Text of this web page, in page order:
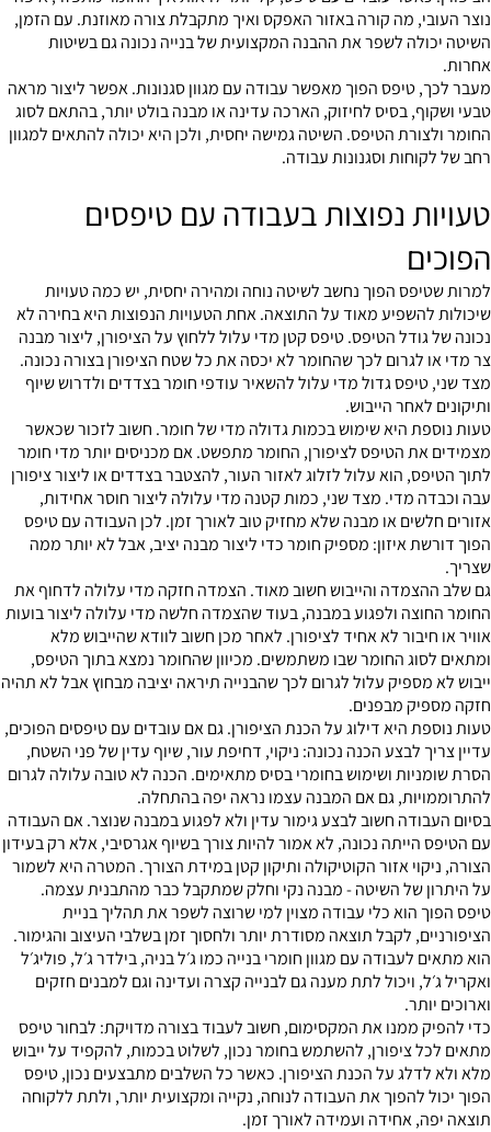
נוצר העובי, מה קורה באזור האפקס ואיך מתקבלת צורה מאוזנת. עם הזמן,
השיטה יכולה לשפר את ההבנה המקצועית של בנייה נכונה גם בשיטות
אחרות.
מעבר לכך, טיפס הפוך מאפשר עבודה עם מגוון סגנונות. אפשר ליצור מראה
טבעי ושקוף, בסיס לחיזוק, הארכה עדינה או מבנה בולט יותר, בהתאם לסוג
החומר ולצורת הטיפס. השיטה גמישה יחסית, ולכן היא יכולה להתאים למגוון
רחב של לקוחות וסגנונות עבודה.
טעויות נפוצות בעבודה עם טיפסים
הפוכים
למרות שטיפס הפוך נחשב לשיטה נוחה ומהירה יחסית, יש כמה טעויות
שיכולות להשפיע מאוד על התוצאה. אחת הטעויות הנפוצות היא בחירה לא
נכונה של גודל הטיפס. טיפס קטן מדי עלול ללחוץ על הציפורן, ליצור מבנה
צר מדי או לגרום לכך שהחומר לא יכסה את כל שטח הציפורן בצורה נכונה.
מצד שני, טיפס גדול מדי עלול להשאיר עודפי חומר בצדדים ולדרוש שיוף
ותיקונים לאחר הייבוש.
טעות נוספת היא שימוש בכמות גדולה מדי של חומר. חשוב לזכור שכאשר
מצמידים את הטיפס לציפורן, החומר מתפשט. אם מכניסים יותר מדי חומר
לתוך הטיפס, הוא עלול לזלוג לאזור העור, להצטבר בצדדים או ליצור ציפורן
עבה וכבדה מדי. מצד שני, כמות קטנה מדי עלולה ליצור חוסר אחידות,
אזורים חלשים או מבנה שלא מחזיק טוב לאורך זמן. לכן העבודה עם טיפס
הפוך דורשת איזון: מספיק חומר כדי ליצור מבנה יציב, אבל לא יותר ממה
שצריך.
גם שלב ההצמדה והייבוש חשוב מאוד. הצמדה חזקה מדי עלולה לדחוף את
החומר החוצה ולפגוע במבנה, בעוד שהצמדה חלשה מדי עלולה ליצור בועות
אוויר או חיבור לא אחיד לציפורן. לאחר מכן חשוב לוודא שהייבוש מלא
ומתאים לסוג החומר שבו משתמשים. מכיוון שהחומר נמצא בתוך הטיפס,
ייבוש לא מספיק עלול לגרום לכך שהבנייה תיראה יציבה מבחוץ אבל לא תהיה
חזקה מספיק מבפנים.
טעות נוספת היא דילוג על הכנת הציפורן. גם אם עובדים עם טיפסים הפוכים,
עדיין צריך לבצע הכנה נכונה: ניקוי, דחיפת עור, שיוף עדין של פני השטח,
הסרת שומניות ושימוש בחומרי בסיס מתאימים. הכנה לא טובה עלולה לגרום
להתרוממויות, גם אם המבנה עצמו נראה יפה בהתחלה.
בסיום העבודה חשוב לבצע גימור עדין ולא לפגוע במבנה שנוצר. אם העבודה
עם הטיפס הייתה נכונה, לא אמור להיות צורך בשיוף אגרסיבי, אלא רק בעידון
הצורה, ניקוי אזור הקוטיקולה ותיקון קטן במידת הצורך. המטרה היא לשמור
על היתרון של השיטה - מבנה נקי וחלק שמתקבל כבר מהתבנית עצמה.
טיפס הפוך הוא כלי עבודה מצוין למי שרוצה לשפר את תהליך בניית
הציפורניים, לקבל תוצאה מסודרת יותר ולחסוך זמן בשלבי העיצוב והגימור.
הוא מתאים לעבודה עם מגוון חומרי בנייה כמו ג׳ל בניה, בילדר ג׳ל, פוליג׳ל
ואקריל ג׳ל, ויכול לתת מענה גם לבנייה קצרה ועדינה וגם למבנים חזקים
וארוכים יותר.
כדי להפיק ממנו את המקסימום, חשוב לעבוד בצורה מדויקת: לבחור טיפס
מתאים לכל ציפורן, להשתמש בחומר נכון, לשלוט בכמות, להקפיד על ייבוש
מלא ולא לדלג על הכנת הציפורן. כאשר כל השלבים מתבצעים נכון, טיפס
הפוך יכול להפוך את העבודה לנוחה, נקייה ומקצועית יותר, ולתת ללקוחה
תוצאה יפה, אחידה ועמידה לאורך זמן.